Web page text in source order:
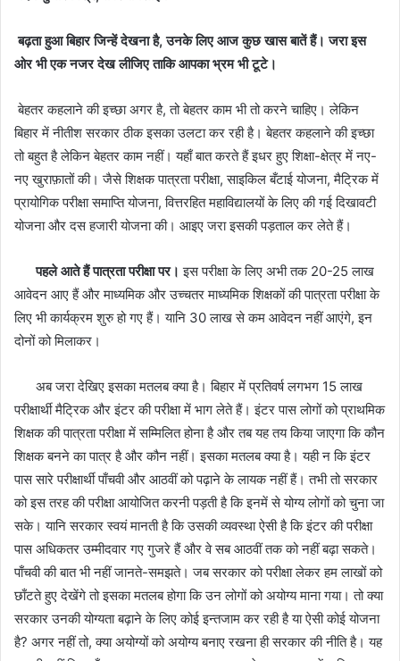
बढ़ता हुआ बिहार जिन्हें देखना है,उनके लिए आज कुछ खास बातें हैं। जरा इस
ओर भी एक नजर देख लीजिए ताकि आपका भ्रम भी टूटे।
बेहतर कहलाने की इच्छा अगर है, तो बेहतर काम भी तो करने चाहिए। लेकिन
बिहार में नीतीश सरकार ठीक इसका उलटा कर रही है। बेहतर कहलाने की इच्छा
तो बहुत है लेकिन बेहतर काम नहीं। यहाँ बात करते हैं इधर हुए शिक्षा-क्षेत्र में नए-
नए खुराफ़ातों की। जैसे शिक्षक पात्रता परीक्षा, साइकिल बँटाई योजना, मैट्रिक में
प्रायोगिक परीक्षा समाप्ति योजना, वित्तरहित महाविद्यालयों के लिए की गई दिखावटी
योजना और दस हजारी योजना की। आइए जरा इसकी पड़ताल कर लेते हैं।
पहले आते हैं पात्रता परीक्षा पर। इस परीक्षा के लिए अभी तक 20-25 लाख
आवेदन आए हैं और माध्यमिक और उच्चतर माध्यमिक शिक्षकों की पात्रता परीक्षा के
लिए भी कार्यक्रम शुरु हो गए हैं। यानि 30 लाख से कम आवेदन नहीं आएंगे, इन
दोनों को मिलाकर।
अब जरा देखिए इसका मतलब क्या है। बिहार में प्रतिवर्ष लगभग 15 लाख
परीक्षार्थी मैट्रिक और इंटर की परीक्षा में भाग लेते हैं। इंटर पास लोगों को प्राथमिक
शिक्षक की पात्रता परीक्षा में सम्मिलित होना है और तब यह तय किया जाएगा कि कौन
शिक्षक बनने का पात्र है और कौन नहीं। इसका मतलब क्या है। यही न कि इंटर
पास सारे परीक्षार्थी पाँचवी और आठवीं को पढ़ाने के लायक नहीं हैं। तभी तो सरकार
को इस तरह की परीक्षा आयोजित करनी पड़ती है कि इनमें से योग्य लोगों को चुना जा
सके। यानि सरकार स्वयं मानती है कि उसकी व्यवस्था ऐसी है कि इंटर की परीक्षा
पास अधिकतर उम्मीदवार गए गुजरे हैं और वे सब आठवीं तक को नहीं बढ़ा सकते।
पाँचवी की बात भी नहीं जानते-समझते। जब सरकार को परीक्षा लेकर हम लाखों को
छाँटते हुए देखेंगे तो इसका मतलब होगा कि उन लोगों को अयोग्य माना गया। तो क्या
सरकार उनकी योग्यता बढ़ाने के लिए कोई इन्तजाम कर रही है या ऐसी कोई योजना
है? अगर नहीं तो, क्या अयोग्यों को अयोग्य बनाए रखना ही सरकार की नीति है। यह